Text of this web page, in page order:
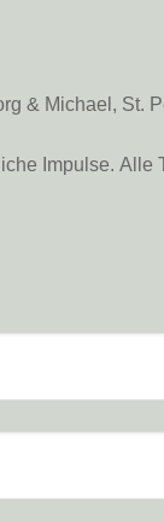
& Michael, St.
Impulse.